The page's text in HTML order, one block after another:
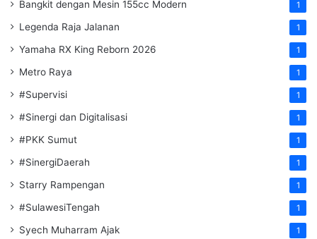
Bangkit dengan Mesin 155cc Modern 1
Legenda Raja Jalanan 1
Yamaha RX King Reborn 2026 1
Metro Raya 1
#Supervisi 1
#Sinergi dan Digitalisasi 1
#PKK Sumut 1
#SinergiDaerah 1
Starry Rampengan 1
#SulawesiTengah 1
Syech Muharram Ajak 1